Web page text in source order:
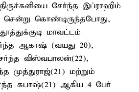
சேர்ந்த இப்ராஹிம்
கொண்டிருந்தபோது,
மாவட்டம்
ஆகாஷ் (வயது 20),
விஸ்வபாலன்(22),
முத்துராஜ்(21) மற்றும்
சுபாஷ்(21) ஆகிய 4 பேர்